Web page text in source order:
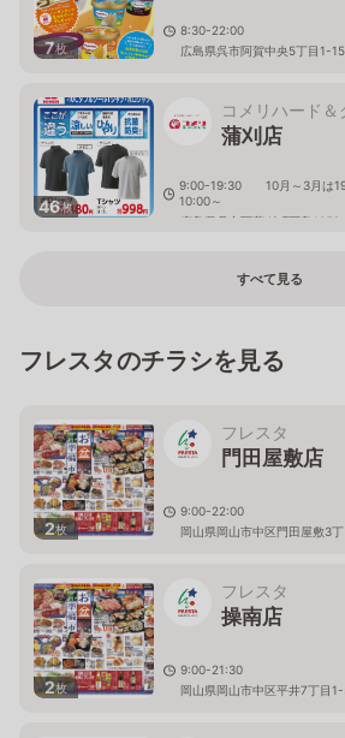
7枚
8:30-22:00
広島県呉市阿賀中央5丁目1-15
46枚
コメリハード＆
蒲刈店
9:00-19:30 10月～3月は
10:00～
広島県呉市下蒲刈町下島
すべて見る
フレスタのチラシを見る
2枚
フレスタ
門田屋敷店
9:00-22:00
岡山県岡山市中区門田屋敷3
2枚
フレスタ
操南店
9:00-21:30
岡山県岡山市中区平井7丁目